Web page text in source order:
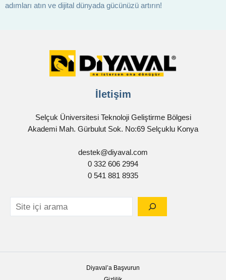
adımları atın ve dijital dünyada gücünüzü artırın!
İletişim
Selçuk Üniversitesi Teknoloji Geliştirme Bölgesi
Akademi Mah. Gürbulut Sok. No:69 Selçuklu Konya
destek@diyaval.com
0 332 606 2994
0 541 881 8935
Diyaval’a Başvurun